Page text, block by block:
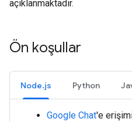
açıklanmaktadır.
Ön koşullar
Node.js Python
Google Chat'e